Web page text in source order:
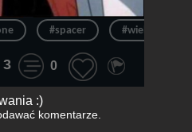
#spacer #wielkanoc
3 0
:)
komentarze.